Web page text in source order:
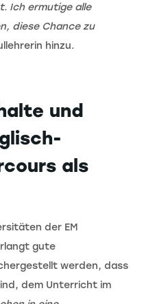
Ich ermutige alle
diese Chance zu
hinzu.
und
als
der EM
gute
werden, dass
dem Unterricht im